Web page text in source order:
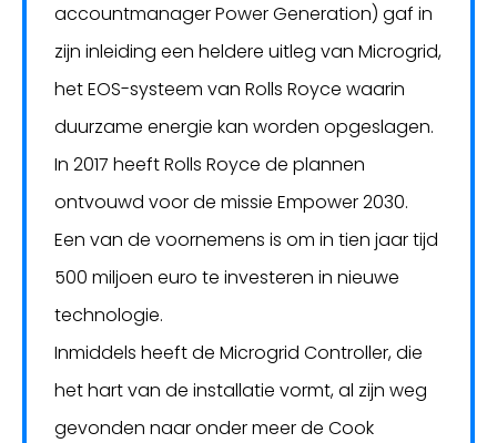
accountmanager Power Generation) gaf in
zijn inleiding een heldere uitleg van Microgrid,
het EOS-systeem van Rolls Royce waarin
duurzame energie kan worden opgeslagen.
In 2017 heeft Rolls Royce de plannen
ontvouwd voor de missie Empower 2030.
Een van de voornemens is om in tien jaar tijd
500 miljoen euro te investeren in nieuwe
technologie.
Inmiddels heeft de Microgrid Controller, die
het hart van de installatie vormt, al zijn weg
gevonden naar onder meer de Cook